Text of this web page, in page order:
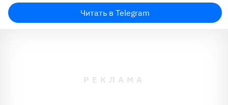
Читать в Telegram